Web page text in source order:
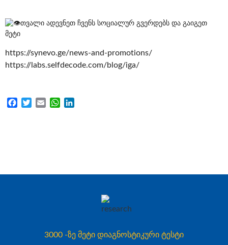
თვალი ადევნეთ ჩვენს სოციალურ გვერდებს და გაიგეთ
მეტი
https://synevo.ge/news-and-promotions/
https://labs.selfdecode.com/blog/iga/
FacebookTwitter
Email WhatsApp
3000 -ზე მეტი დიაგნოსტიკური ტესტი